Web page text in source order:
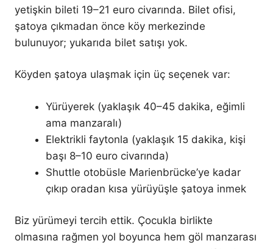
yetişkin bileti 19–21 euro civarında. Bilet ofisi,
şatoya çıkmadan önce köy merkezinde
bulunuyor; yukarıda bilet satışı yok.
Köyden şatoya ulaşmak için üç seçenek var:
Yürüyerek (yaklaşık 40–45 dakika, eğimli
ama manzaralı)
Elektrikli faytonla (yaklaşık 15 dakika, kişi
başı 8–10 euro civarında)
Shuttle otobüsle Marienbrücke’ye kadar
çıkıp oradan kısa yürüyüşle şatoya inmek
Biz yürümeyi tercih ettik. Çocukla birlikte
olmasına rağmen yol boyunca hem göl manzarası